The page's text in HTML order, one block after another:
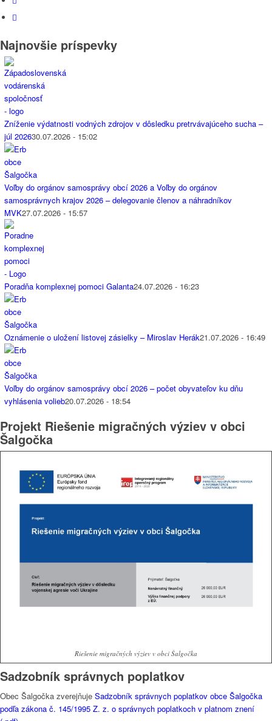
Najnovšie príspevky
Zníženie výdatnosti vodných zdrojov v dôsledku pretrvávajúceho sucha –
júl 202630.07.2026 - 15:02
Voľby do orgánov samosprávy obcí 2026 a Voľby do orgánov
samosprávnych krajov 2026 – delegovanie členov a náhradníkov
MVK27.07.2026 - 15:57
Poradňa komplexnej pomoci Galanta24.07.2026 - 16:23
Oznámenie o uložení listovej zásielky – Miroslav Herák21.07.2026 - 16:49
Voľby do orgánov samosprávy obcí 2026 – počet obyvateľov ku dňu
vyhlásenia volieb20.07.2026 - 18:54
Projekt Riešenie migračných výziev v obci
Šalgočka
Riešenie migračných výziev v obci Šalgočka
Sadzobník správnych poplatkov
Obec Šalgočka zverejňuje Sadzobník správnych poplatkov obce Šalgočka
podľa zákona č. 145/1995 Z. z. o správnych poplatkoch v platnom znení